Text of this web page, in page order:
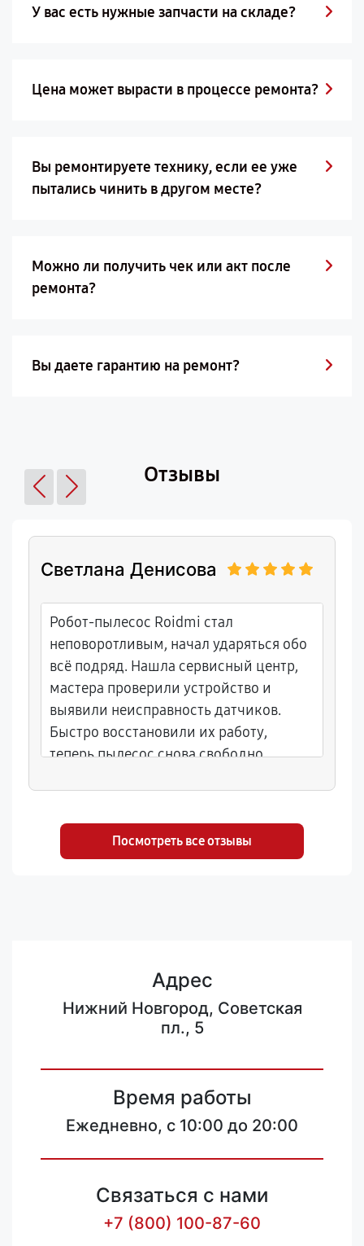
У вас есть нужные запчасти на складе?
Цена может вырасти в процессе ремонта?
Вы ремонтируете технику, если ее уже
пытались чинить в другом месте?
Можно ли получить чек или акт после
ремонта?
Вы даете гарантию на ремонт?
Отзывы
Светлана Денисова
Робот-пылесос Roidmi стал
неповоротливым, начал ударяться обо
всё подряд. Нашла сервисный центр,
мастера проверили устройство и
выявили неисправность датчиков.
Быстро восстановили их работу,
теперь пылесос снова свободно
Посмотреть все отзывы
Адрес
Нижний Новгород, Советская
пл., 5
Время работы
Ежедневно, с 10:00 до 20:00
Связаться с нами
+7 (800) 100-87-60